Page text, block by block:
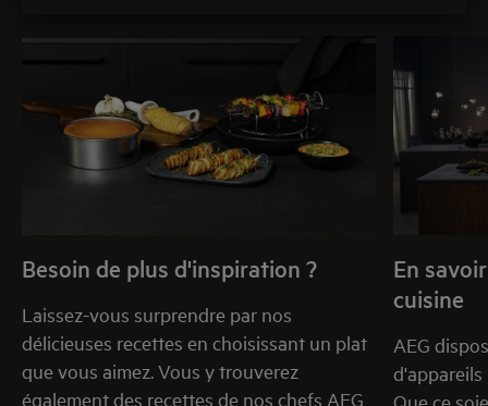
Besoin de plus d'inspiration ?
Laissez-vous surprendre par nos
délicieuses recettes en choisissant un plat
que vous aimez. Vous y trouverez
également des recettes de nos chefs AEG
En
cuisine
AEG